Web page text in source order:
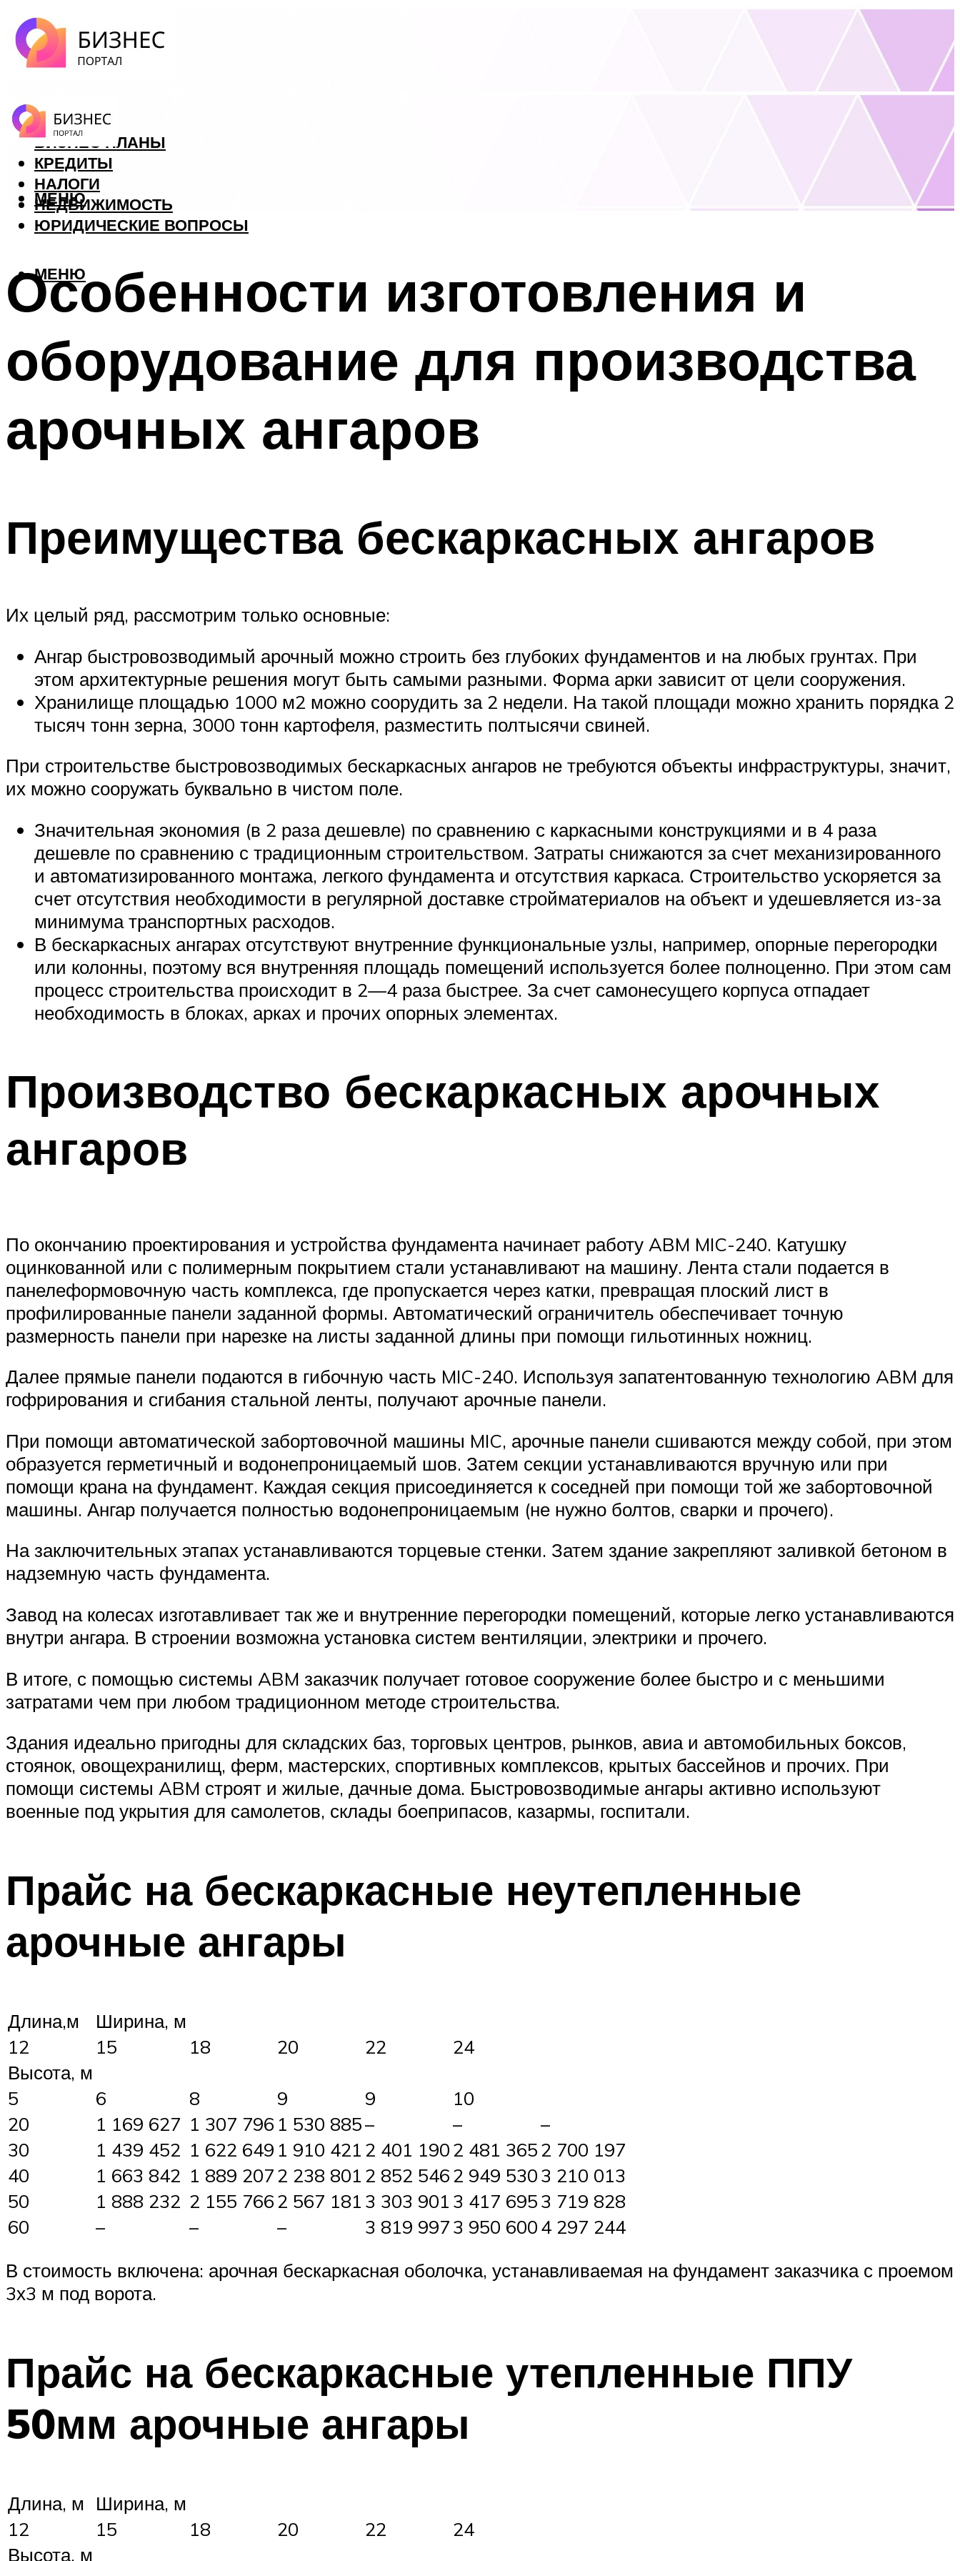
ФОРЕКС
БИЗНЕС ПЛАНЫ
КРЕДИТЫ
НАЛОГИ
НЕДВИЖИМОСТЬ
ЮРИДИЧЕСКИЕ ВОПРОСЫ
МЕНЮ
МЕНЮ
Особенности изготовления и
оборудование для производства
арочных ангаров
Преимущества бескаркасных ангаров
Их целый ряд, рассмотрим только основные:
Ангар быстровозводимый арочный можно строить без глубоких фундаментов и на любых грунтах. При
этом архитектурные решения могут быть самыми разными. Форма арки зависит от цели сооружения.
Хранилище площадью 1000 м2 можно соорудить за 2 недели. На такой площади можно хранить порядка 2
тысяч тонн зерна, 3000 тонн картофеля, разместить полтысячи свиней.
При строительстве быстровозводимых бескаркасных ангаров не требуются объекты инфраструктуры, значит,
их можно сооружать буквально в чистом поле.
Значительная экономия (в 2 раза дешевле) по сравнению с каркасными конструкциями и в 4 раза
дешевле по сравнению с традиционным строительством. Затраты снижаются за счет механизированного
и автоматизированного монтажа, легкого фундамента и отсутствия каркаса. Строительство ускоряется за
счет отсутствия необходимости в регулярной доставке стройматериалов на объект и удешевляется из-за
минимума транспортных расходов.
В бескаркасных ангарах отсутствуют внутренние функциональные узлы, например, опорные перегородки
или колонны, поэтому вся внутренняя площадь помещений используется более полноценно. При этом сам
процесс строительства происходит в 2—4 раза быстрее. За счет самонесущего корпуса отпадает
необходимость в блоках, арках и прочих опорных элементах.
Производство бескаркасных арочных
ангаров
По окончанию проектирования и устройства фундамента начинает работу ABM MIC-240. Катушку
оцинкованной или с полимерным покрытием стали устанавливают на машину. Лента стали подается в
панелеформовочную часть комплекса, где пропускается через катки, превращая плоский лист в
профилированные панели заданной формы. Автоматический ограничитель обеспечивает точную
размерность панели при нарезке на листы заданной длины при помощи гильотинных ножниц.
Далее прямые панели подаются в гибочную часть MIC-240. Используя запатентованную технологию ABM для
гофрирования и сгибания стальной ленты, получают арочные панели.
При помощи автоматической забортовочной машины MIC, арочные панели сшиваются между собой, при этом
образуется герметичный и водонепроницаемый шов. Затем секции устанавливаются вручную или при
помощи крана на фундамент. Каждая секция присоединяется к соседней при помощи той же забортовочной
машины. Ангар получается полностью водонепроницаемым (не нужно болтов, сварки и прочего).
На заключительных этапах устанавливаются торцевые стенки. Затем здание закрепляют заливкой бетоном в
надземную часть фундамента.
Завод на колесах изготавливает так же и внутренние перегородки помещений, которые легко устанавливаются
внутри ангара. В строении возможна установка систем вентиляции, электрики и прочего.
В итоге, с помощью системы ABM заказчик получает готовое сооружение более быстро и с меньшими
затратами чем при любом традиционном методе строительства.
Здания идеально пригодны для складских баз, торговых центров, рынков, авиа и автомобильных боксов,
стоянок, овощехранилищ, ферм, мастерских, спортивных комплексов, крытых бассейнов и прочих. При
помощи системы ABM строят и жилые, дачные дома. Быстровозводимые ангары активно используют
военные под укрытия для самолетов, склады боеприпасов, казармы, госпитали.
Прайс на бескаркасные неутепленные
арочные ангары
Длина,м
Ширина, м
12
15 18 20 22
24
Высота, м
5
6 8 9 9
10
20
1 169 627 1 307 796 1 530 885– –
–
30
1 439 452 1 622 649 1 910 421 2 401 1902 481 3652 700 197
40
1 663 842 1 889 2072 238 801 2 852 5462 949 5303 210 013
50
1 888 232 2 155 7662 567 181 3 303 901 3 417 6953 719 828
60
– – – 3 819 9973 950 6004 297 244
В стоимость включена: арочная бескаркасная оболочка, устанавливаемая на фундамент заказчика с проемом
3х3 м под ворота.
Прайс на бескаркасные утепленные ППУ
50мм арочные ангары
Длина, м
Ширина, м
12
15 18 20 22
24
Высота, м